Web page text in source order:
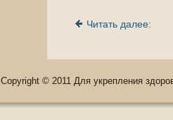
Читать далее:
Copyright © 2011 Для укрепления